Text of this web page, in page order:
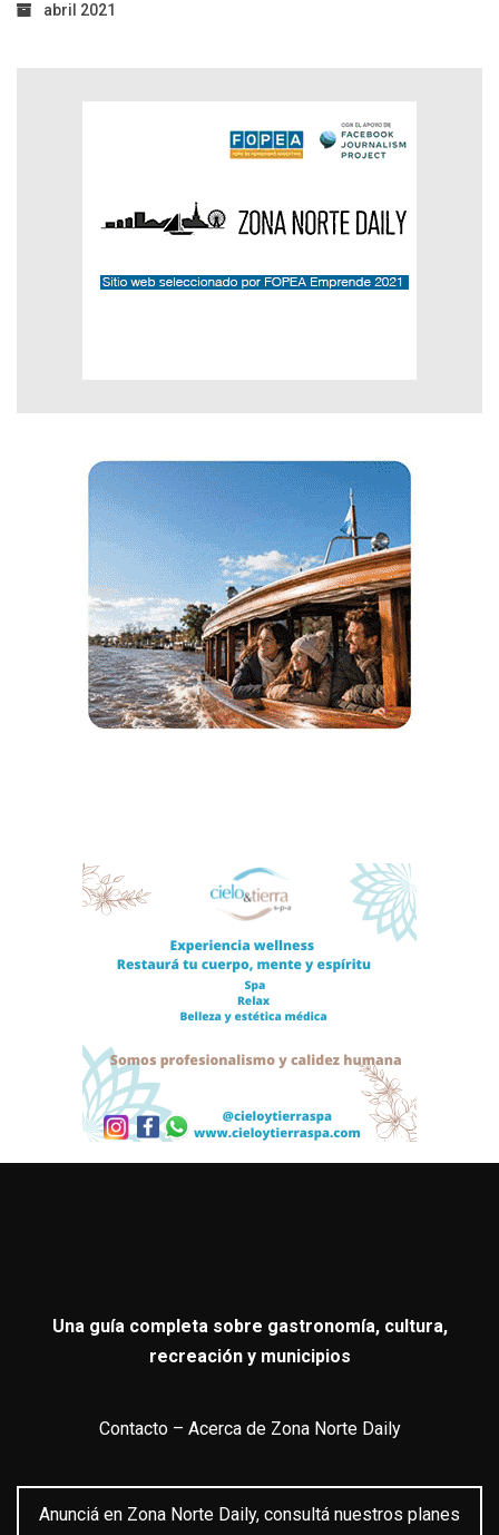
abril 2021
Una guía completa sobre gastronomía, cultura,
recreación y municipios
Contacto– Acerca de Zona Norte Daily
Anunciá en Zona Norte Daily, consultá nuestros planes